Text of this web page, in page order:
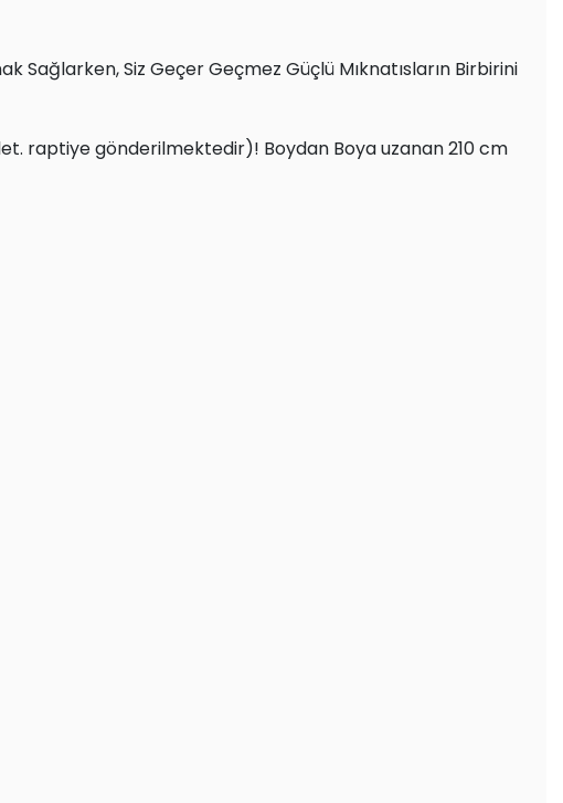
Sağlarken, Siz Geçer Geçmez Güçlü Mıknatısların Birbirini
raptiye gönderilmektedir)! Boydan Boya uzanan 210 cm